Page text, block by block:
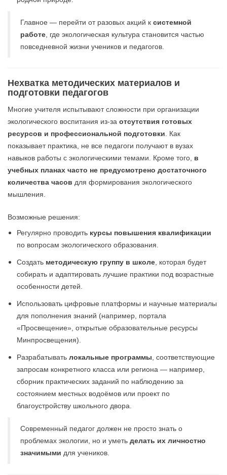
Главное — перейти от разовых акций к системной
работе , где экологическая культура становится частью
повседневной жизни учеников и педагогов.
Нехватка методических материалов и
подготовки педагогов
Многие учителя испытывают сложности при организации
экологического воспитания из-за отсутствия готовых
ресурсов и профессиональной подготовки . Как
показывает практика, не все педагоги получают в вузах
навыков работы с экологическими темами. Кроме того, в
учебных планах часто не предусмотрено достаточного
количества часов для формирования экологического
мышления.
Возможные решения:
Регулярно проводить курсы повышения квалификации
по вопросам экологического образования.
Создать методическую группу в школе , которая будет
собирать и адаптировать лучшие практики под возрастные
особенности детей.
Использовать цифровые платформы и научные материалы
для пополнения знаний (например, портала
«Просвещение», открытые образовательные ресурсы
Минпросвещения).
Разрабатывать локальные программы , соответствующие
запросам конкретного класса или региона — например,
сборник практических заданий по наблюдению за
состоянием местных водоёмов или проект по
благоустройству школьного двора.
Современный педагог должен не просто знать о
проблемах экологии, но и уметь делать их личностно
значимыми для учеников.